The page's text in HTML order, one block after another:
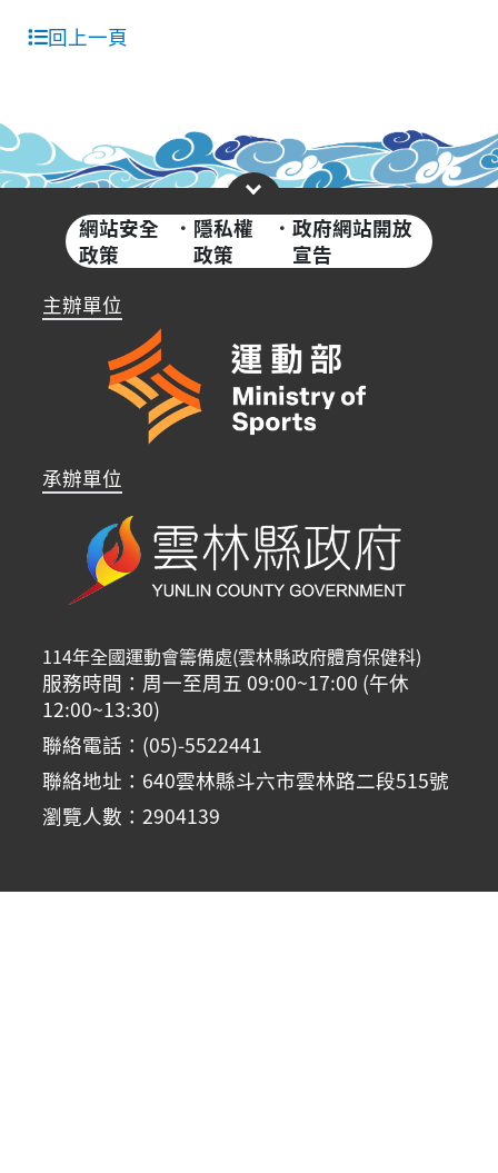
回上一頁
網站安全
政策
· 隱私權
政策
·政府網站開放
宣告
主辦單位
承辦單位
114年全國運動會籌備處(雲林縣政府體育保健科)
服務時間：周一至周五 09:00~17:00 (午休
12:00~13:30)
聯絡電話：(05)-5522441
聯絡地址：640雲林縣斗六市雲林路二段515號
瀏覽人數：2904139